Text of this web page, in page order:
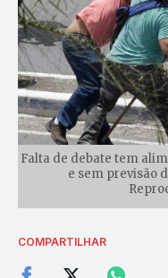
Falta de debate tem
e sem previsão
COMPARTILHAR